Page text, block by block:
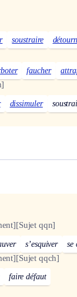
soustraire
faucher
dissimuler
[Sujet qqn]
s’esquiver se
[Sujet qqch]
faire défaut